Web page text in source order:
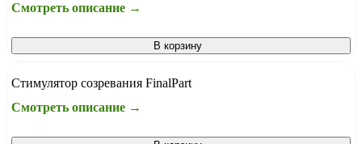
Смотреть описание →
В корзину
Стимулятор созревания FinalPart
Смотреть описание →